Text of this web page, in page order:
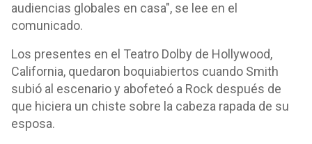
audiencias globales en casa", se lee en el
comunicado.
Los presentes en el Teatro Dolby de Hollywood,
California, quedaron boquiabiertos cuando Smith
subió al escenario y abofeteó a Rock después de
que hiciera un chiste sobre la cabeza rapada de su
esposa.